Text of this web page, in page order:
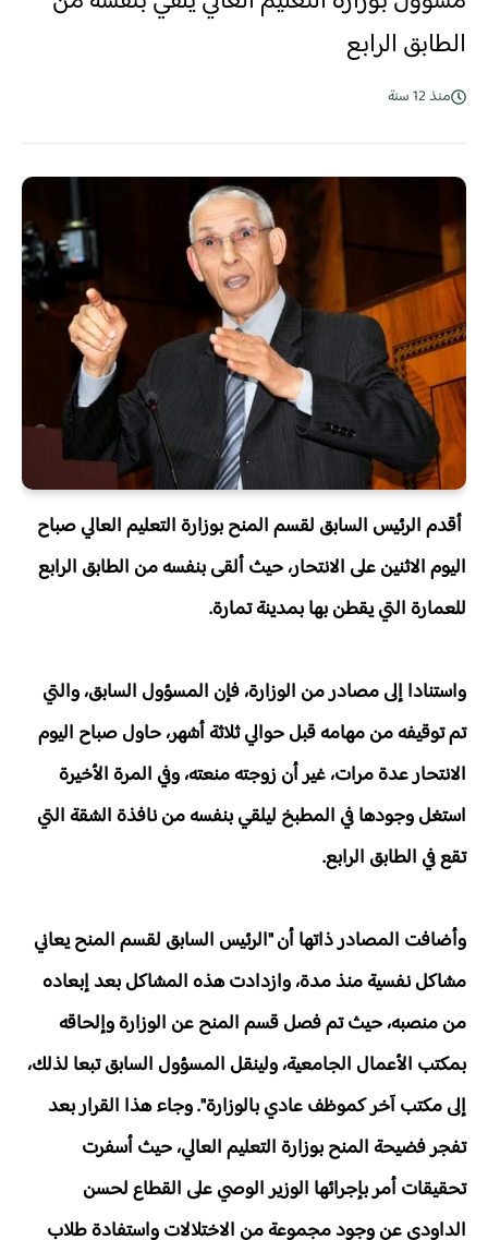
الطابق الرابع
منذ 12 سنة
أقدم الرئيس السابق لقسم المنح بوزارة التعليم العالي صباح
اليوم الاثنين على الانتحار، حيث ألقى بنفسه من الطابق الرابع
للعمارة التي يقطن بها بمدينة تمارة.
واستنادا إلى مصادر من الوزارة، فإن المسؤول السابق، والتي
تم توقيفه من مهامه قبل حوالي ثلاثة أشهر، حاول صباح اليوم
الانتحار عدة مرات، غير أن زوجته منعته، وفي المرة الأخيرة
استغل وجودها في المطبخ ليلقي بنفسه من نافذة الشقة التي
تقع في الطابق الرابع.
وأضافت المصادر ذاتها أن "الرئيس السابق لقسم المنح يعاني
مشاكل نفسية منذ مدة، وازدادت هذه المشاكل بعد إبعاده
من منصبه، حيث تم فصل قسم المنح عن الوزارة وإلحاقه
بمكتب الأعمال الجامعية، ولينقل المسؤول السابق تبعا لذلك،
إلى مكتب آخر كموظف عادي بالوزارة". وجاء هذا القرار بعد
تفجر فضيحة المنح بوزارة التعليم العالي، حيث أسفرت
تحقيقات أمر بإجرائها الوزير الوصي على القطاع لحسن
الداودي عن وجود مجموعة من الاختلالات واستفادة طلاب